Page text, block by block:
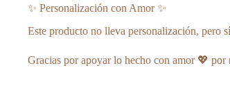
✨ Personalización con Amor ✨
Este producto no lleva personalización, pero
Gracias por apoyar lo hecho con amor 💖 por